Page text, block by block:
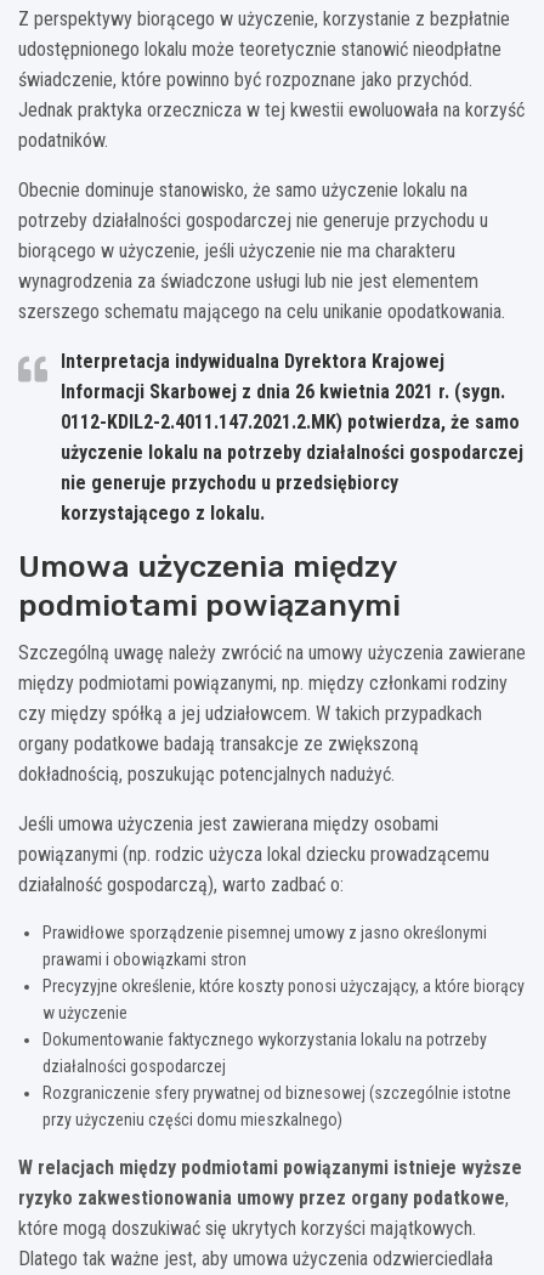
Z perspektywy biorącego w użyczenie, korzystanie z bezpłatnie
udostępnionego lokalu może teoretycznie stanowić nieodpłatne
świadczenie, które powinno być rozpoznane jako przychód.
Jednak praktyka orzecznicza w tej kwestii ewoluowała na korzyść
podatników.
Obecnie dominuje stanowisko, że samo użyczenie lokalu na
potrzeby działalności gospodarczej nie generuje przychodu u
biorącego w użyczenie, jeśli użyczenie nie ma charakteru
wynagrodzenia za świadczone usługi lub nie jest elementem
szerszego schematu mającego na celu unikanie opodatkowania.
Interpretacja indywidualna Dyrektora Krajowej
Informacji Skarbowej z dnia 26 kwietnia 2021 r. (sygn.
0112-KDIL2-2.4011.147.2021.2.MK) potwierdza, że samo
użyczenie lokalu na potrzeby działalności gospodarczej
nie generuje przychodu u przedsiębiorcy
korzystającego z lokalu.
Umowa użyczenia między
podmiotami powiązanymi
Szczególną uwagę należy zwrócić na umowy użyczenia zawierane
między podmiotami powiązanymi, np. między członkami rodziny
czy między spółką a jej udziałowcem. W takich przypadkach
organy podatkowe badają transakcje ze zwiększoną
dokładnością, poszukując potencjalnych nadużyć.
Jeśli umowa użyczenia jest zawierana między osobami
powiązanymi (np. rodzic użycza lokal dziecku prowadzącemu
działalność gospodarczą), warto zadbać o:
Prawidłowe sporządzenie pisemnej umowy z jasno określonymi
prawami i obowiązkami stron
Precyzyjne określenie, które koszty ponosi użyczający, a które biorący
w użyczenie
Dokumentowanie faktycznego wykorzystania lokalu na potrzeby
działalności gospodarczej
Rozgraniczenie sfery prywatnej od biznesowej (szczególnie istotne
przy użyczeniu części domu mieszkalnego)
W relacjach między podmiotami powiązanymi istnieje wyższe
ryzyko zakwestionowania umowy przez organy podatkowe,
które mogą doszukiwać się ukrytych korzyści majątkowych.
Dlatego tak ważne jest, aby umowa użyczenia odzwierciedlała